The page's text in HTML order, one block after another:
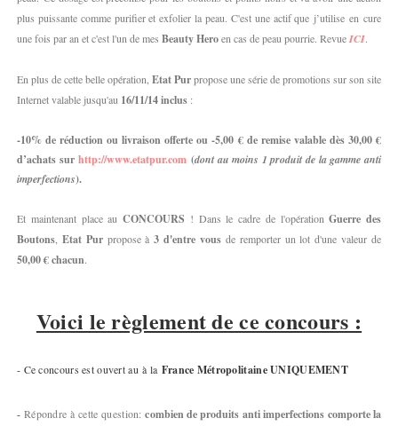
plus puissante comme purifier et exfolier la peau. C'est une actif que j’utilise en cure
une fois par an et c'est l'un de mes Beauty Heroen cas de peau pourrie. RevueICI.
En plus de cette belle opération,Etat Purpropose une série de promotions sur son site
Internet valable jusqu'au 16/11/14 inclus :
-10% de réduction ou livraison offerte ou -5,00 € de remise valable dès 30,00 €
d’achats surhttp://www.etatpur.com (dont au moins 1 produit de la gamme anti
imperfections).
Et maintenant place au CONCOURS ! Dans le cadre de l'opérationGuerre des
Boutons, Etat Pur propose à3 d'entre vous de remporter un lot d'une valeur de
50,00 € chacun.
Voici le règlement de ce concours :
- Ce concours est ouvert au à laFrance Métropolitaine UNIQUEMENT
- Répondre à cette question:combien de produits anti imperfections comporte la